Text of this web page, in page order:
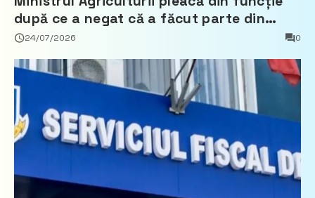
după ce a negat că a făcut parte din
Partidul Democrat
24/07/2026 0